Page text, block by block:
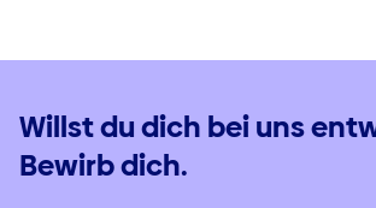
Willst du dich bei uns
Bewirb dich.